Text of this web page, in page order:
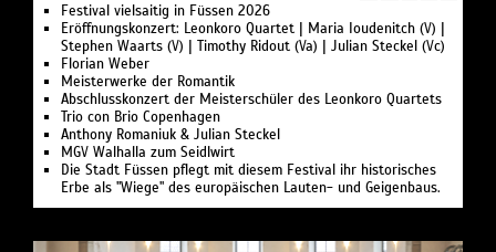
Festival vielsaitig in Füssen 2026
Eröffnungskonzert: Leonkoro Quartet | Maria Ioudenitch (V) |
Stephen Waarts (V) | Timothy Ridout (Va) | Julian Steckel (Vc)
Florian Weber
Meisterwerke der Romantik
Abschlusskonzert der Meisterschüler des Leonkoro Quartets
Trio con Brio Copenhagen
Anthony Romaniuk & Julian Steckel
MGV Walhalla zum Seidlwirt
Die Stadt Füssen pflegt mit diesem Festival ihr historisches
Erbe als "Wiege" des europäischen Lauten- und Geigenbaus.